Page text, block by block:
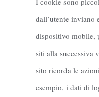
dall’utente inviano
dispositivo mobile,
siti alla successiva
sito ricorda le
esempio, i dati di